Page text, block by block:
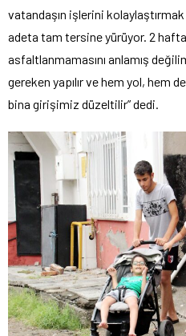
vatandaşın işlerini
adeta tam tersine yürüyor. 2
asfaltlanmamasını anlamış
gereken yapılır ve hem yol, hem
bina girişimiz düzeltilir” dedi.